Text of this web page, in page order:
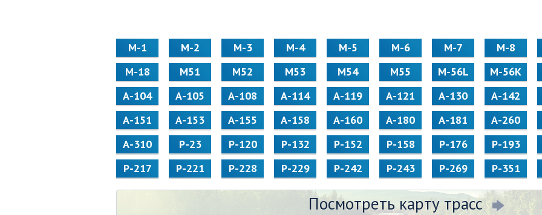
М-1 М-2 М-3 М-4 М-5 М-6 М-7 М-8
М-18
М51 М52 М53 М54 М55 M-56L M-56K
А-104
А-105 А-108 А-114 А-119 А-121 А-130 А-142
А-151
А-153 А-155 А-158 А-160 А-180 А-181 А-260
А-310
Р-23 Р-120 Р-132 Р-152 Р-158 Р-176 Р-193
Р-217
Р-221 Р-228 Р-229 Р-242 Р-243 Р-269 Р-351
Посмотреть карту трасс